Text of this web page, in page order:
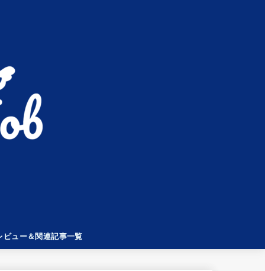
ビュー＆関連記事一覧